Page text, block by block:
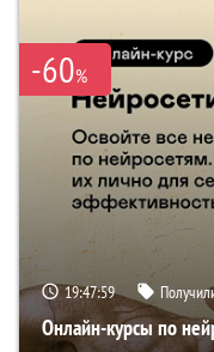
-60%
19:47:58
Онлайн-курсы по